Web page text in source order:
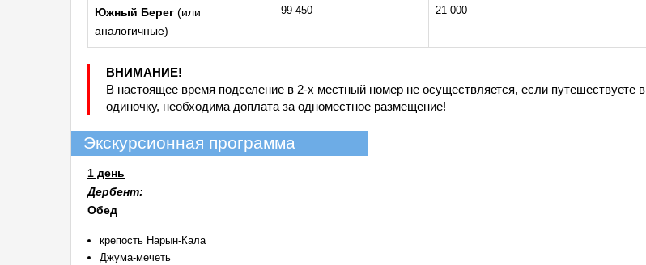
Южный Берег (или
аналогичные)
99 450 21 000
ВНИМАНИЕ!
В настоящее время подселение в 2-х местный номер не осуществляется, если путешествуете в
одиночку, необходима доплата за одноместное размещение!
Экскурсионная программа
1 день
Дербент:
Обед
крепость Нарын-Кала
Джума-мечеть